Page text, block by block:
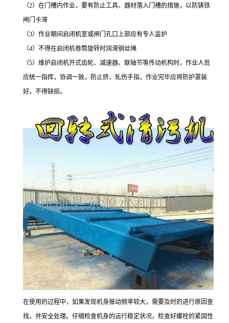
（2）在门槽内作业，要有防止工具、器材落入门槽的措施，以防铸铁
闸门卡滞
（3）作业期间启闭机室或闸门孔口上部应有专人监护
（4）不得在启闭机卷筒旋转时润滑钢丝绳
（5）维护启闭机开式齿轮、减速器、联轴节等传动机构时，作业人员
应统一指挥，协调一致，防止挤、轧伤手指，作业完毕应将防护罩装
好，不得缺损。
在使用的过程中，如果发现机身振动频率较大，需要及时的进行原因查
找，并安全处理。仔细检查机身的运行稳定状况，检查好螺栓的紧固性